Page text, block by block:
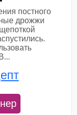
постного
дрожжи